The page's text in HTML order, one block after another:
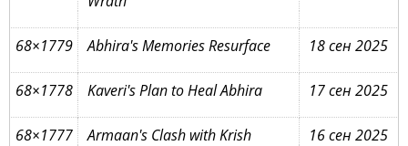
68×1779 Abhira's Memories Resurface 18 сен 2025
68×1778 Kaveri's Plan to Heal Abhira 17 сен 2025
68×1777 Armaan's Clash with Krish 16 сен 2025